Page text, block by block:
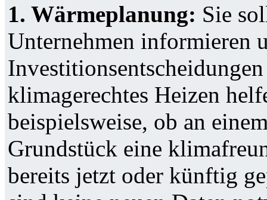
1. Wärmeplanung: Sie
Unternehmen informieren
klimagerechtes Heizen
beispielsweise, ob an
Grundstück eine
bereits jetzt oder künftig